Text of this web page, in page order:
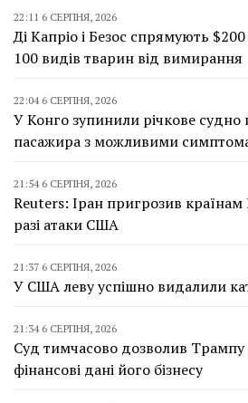
22:11 6 СЕРПНЯ, 2026
Ді Капріо і Безос спрямують
100 видів тварин від вимирання
22:04 6 СЕРПНЯ, 2026
У Конго зупинили річкове судно
пасажира з можливими
21:54 6 СЕРПНЯ, 2026
Reuters: Іран пригрозив країнам
разі атаки США
21:37 6 СЕРПНЯ, 2026
У США леву успішно видалили
21:34 6 СЕРПНЯ, 2026
Суд тимчасово дозволив Трампу
фінансові дані його бізнесу